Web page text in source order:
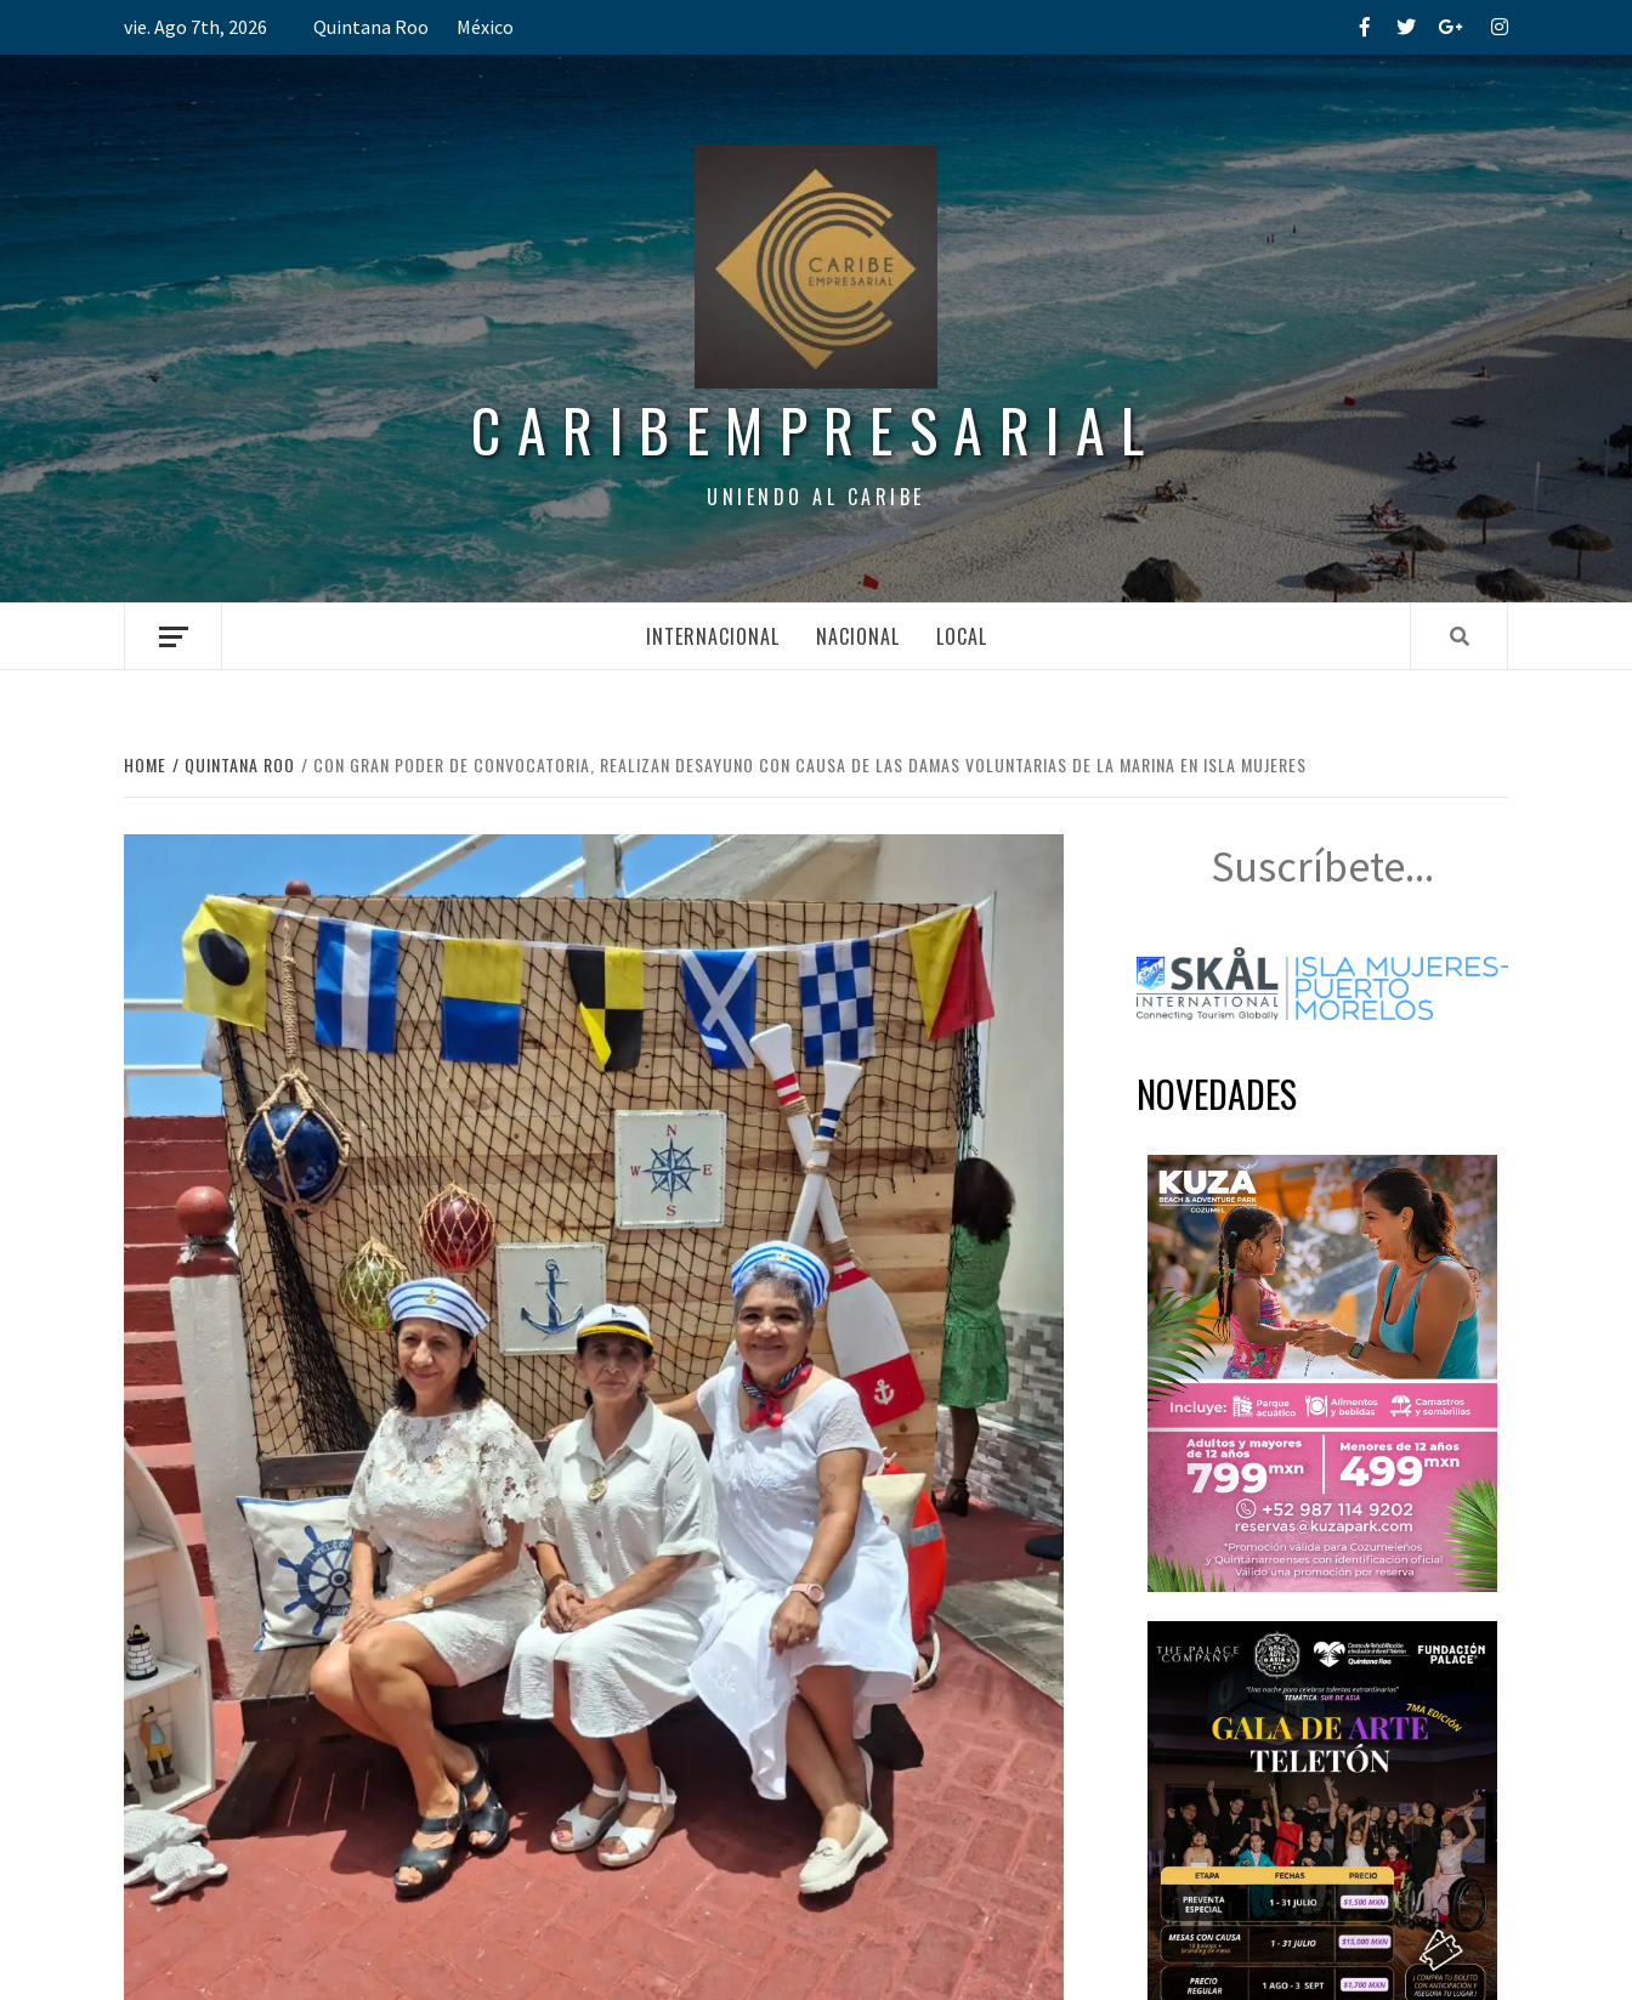
vie. Ago 7th, 2026 Quintana Roo México FacebookTwitterGoogle+Instagram
CARIBEMPRESARIAL
UNIENDO AL CARIBE
INTERNACIONAL NACIONAL LOCAL
HOME QUINTANA ROO CON GRAN PODER DE CONVOCATORIA, REALIZAN DESAYUNO CON CAUSA DE LAS DAMAS VOLUNTARIAS DE LA MARINA EN ISLA MUJERES
Suscríbete...
NOVEDADES